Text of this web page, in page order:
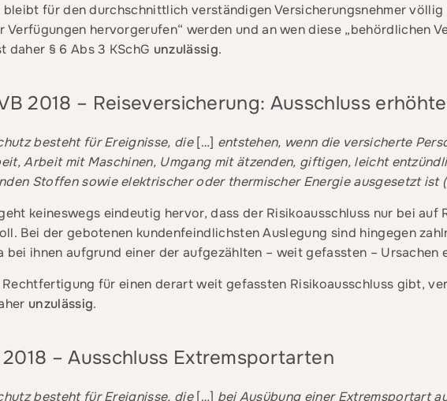
bleibt für den durchschnittlich verständigen Versicherungsnehmer
hervorgerufen“ werden und an wen diese „behördlichen
daher § 6 Abs 3 KSchG unzulässig.
2018 – Reiseversicherung: Ausschluss
besteht für Ereignisse, die[…] entstehen, wenn die versicherte
Arbeit mit Maschinen, Umgang mit ätzenden, giftigen, leicht
Stoffen sowie elektrischer oder thermischer Energie ausgesetzt ist
keineswegs eindeutig hervor, dass der Risikoausschluss nur bei auf
Bei der gebotenen kundenfeindlichsten Auslegung sind hingegen
bei ihnen aufgrund einer der aufgezählten – weit gefassten –
Rechtfertigung für einen derart weit gefassten Risikoausschluss gibt,
unzulässig.
2018 – Ausschluss Extremsportarten
besteht für Ereignisse, die[…] bei Ausübung einer Extremsportart